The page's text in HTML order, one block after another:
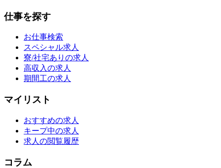
仕事を探す
お仕事検索
スペシャル求人
寮/社宅ありの求人
高収入の求人
期間工の求人
マイリスト
おすすめの求人
キープ中の求人
求人の閲覧履歴
コラム